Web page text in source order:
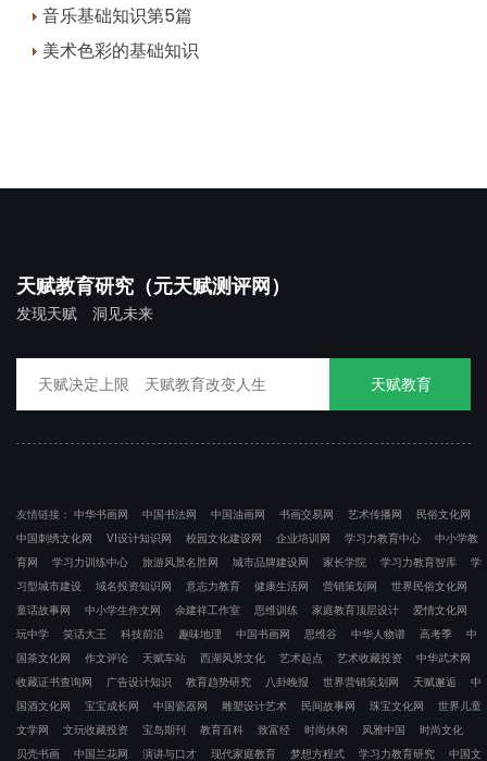
音乐基础知识第5篇
美术色彩的基础知识
天赋教育研究（元天赋测评网）
发现天赋 洞见未来
天赋教育
友情链接： 中华书画网 中国书法网 中国油画网 书画交易网 艺术传播网
民俗文化网
中国刺绣文化网
VI设计知识网 校园文化建设网 企业培训网 学习力教育中心
中小学教
育网
学习力训练中心 旅游风景名胜网 城市品牌建设网 家长学院 学习力教育智库
学
习型城市建设
域名投资知识网 意志力教育 健康生活网 营销策划网
世界民俗文化网
童话故事网
中小学生作文网 余建祥工作室 思维训练 家庭教育顶层设计
爱情文化网
玩中学
笑话大王 科技前沿 趣味地理 中国书画网 思维谷 中华人物谱 高考季
中
国茶文化网
作文评论 天赋车站 西湖风景文化 艺术起点 艺术收藏投资
中华武术网
收藏证书查询网
广告设计知识 教育趋势研究 八卦晚报 世界营销策划网 天赋邂逅
中
国酒文化网
宝宝成长网 中国瓷器网 雕塑设计艺术 民间故事网 珠宝文化网
世界儿童
文学网
文玩收藏投资 宝岛期刊 教育百科 致富经 时尚休闲 风雅中国
时尚文化
贝壳书画
中国兰花网 演讲与口才 现代家庭教育 梦想方程式 学习力教育研究 中国文